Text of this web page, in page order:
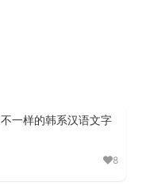
一样的韩系汉语文字
8